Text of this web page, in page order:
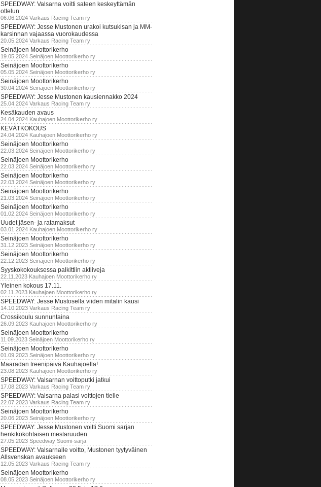
SPEEDWAY: Valsarna voitti sateen keskeyttämän
ottelun
06.06.2024 Varkaus Racing Team ry
SPEEDWAY: Jesse Mustonen urakoi kutsukisan ja MM-
karsinnan vajaassa vuorokaudessa
20.05.2024 Varkaus Racing Team ry
Seinäjoen Moottorikerho
19.05.2024 Seinäjoen Moottorikerho ry
Seinäjoen Moottorikerho
05.05.2024 Seinäjoen Moottorikerho ry
Seinäjoen Moottorikerho
30.04.2024 Seinäjoen Moottorikerho ry
SPEEDWAY: Jesse Mustonen kausiennakko 2024
25.04.2024 Varkaus Racing Team ry
Kesäkauden avaus
24.04.2024 Kauhajoen Moottorikerho ry
KEVÄTKOKOUS
24.04.2024 Kauhajoen Moottorikerho ry
Seinäjoen Moottorikerho
22.03.2024 Seinäjoen Moottorikerho ry
Seinäjoen Moottorikerho
22.03.2024 Seinäjoen Moottorikerho ry
Seinäjoen Moottorikerho
22.03.2024 Seinäjoen Moottorikerho ry
Seinäjoen Moottorikerho
21.03.2024 Seinäjoen Moottorikerho ry
Seinäjoen Moottorikerho
01.02.2024 Seinäjoen Moottorikerho ry
Uudet jäsen- ja ratamaksut
03.01.2024 Kauhajoen Moottorikerho ry
Seinäjoen Moottorikerho
31.12.2023 Seinäjoen Moottorikerho ry
Seinäjoen Moottorikerho
22.12.2023 Seinäjoen Moottorikerho ry
Syyskokokouksessa palkittiin aktiiveja
22.11.2023 Kauhajoen Moottorikerho ry
Yleinen kokous 17.11.
02.11.2023 Kauhajoen Moottorikerho ry
SPEEDWAY: Jesse Mustosella viiden mitalin kausi
14.10.2023 Varkaus Racing Team ry
Crossikoulu sunnuntaina
26.09.2023 Kauhajoen Moottorikerho ry
Seinäjoen Moottorikerho
11.09.2023 Seinäjoen Moottorikerho ry
Seinäjoen Moottorikerho
01.09.2023 Seinäjoen Moottorikerho ry
Maaradan treenipäivä Kauhajoella!
23.08.2023 Kauhajoen Moottorikerho ry
SPEEDWAY: Valsarnan voittoputki jatkui
17.08.2023 Varkaus Racing Team ry
SPEEDWAY: Valsarna palasi voittojen tielle
22.07.2023 Varkaus Racing Team ry
Seinäjoen Moottorikerho
20.06.2023 Seinäjoen Moottorikerho ry
SPEEDWAY: Jesse Mustonen voitti Suomi sarjan
henkikökohtaisen mestaruuden
27.05.2023 Speedway Suomi-sarja
SPEEDWAY: Valsarnalle voitto, Mustonen tyytyväinen
Allsvenskan avaukseen
12.05.2023 Varkaus Racing Team ry
Seinäjoen Moottorikerho
08.05.2023 Seinäjoen Moottorikerho ry